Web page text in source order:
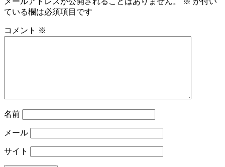
ている欄は必須項目です
コメント ※
名前
メール
サイト